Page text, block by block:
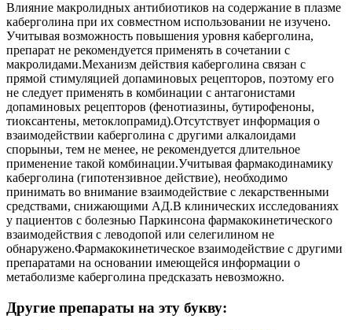
Влияние макролидных антибиотиков на содержание в плазме
каберголина при их совместном использовании не изучено.
Учитывая возможность повышения уровня каберголина,
препарат не рекомендуется применять в сочетании с
макролидами.Механизм действия каберголина связан с
прямой стимуляцией допаминовых рецепторов, поэтому его
не следует применять в комбинации с антагонистами
допаминовых рецепторов (фенотиазины, бутирофеноны,
тиоксантены, метоклопрамид).Отсутствует информация о
взаимодействии каберголина с другими алкалоидами
спорыньи, тем не менее, не рекомендуется длительное
применение такой комбинации.Учитывая фармакодинамику
каберголина (гипотензивное действие), необходимо
принимать во внимание взаимодействие с лекарственными
средствами, снижающими АД.В клинических исследованиях
у пациентов с болезнью Паркинсона фармакокинетического
взаимодействия с леводопой или селегилином не
обнаружено.Фармакокинетическое взаимодействие с другими
препаратами на основании имеющейся информации о
метаболизме каберголина предсказать невозможно.
Другие препараты на эту букву: